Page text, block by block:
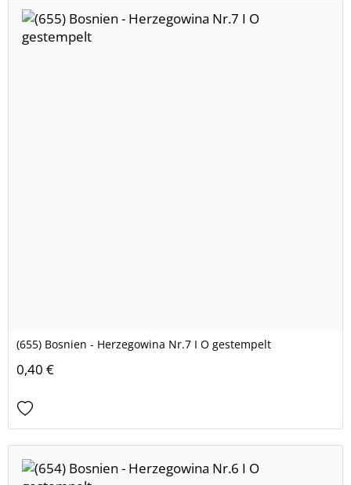
(655) Bosnien - Herzegowina Nr.7 I O gestempelt
0,40 €